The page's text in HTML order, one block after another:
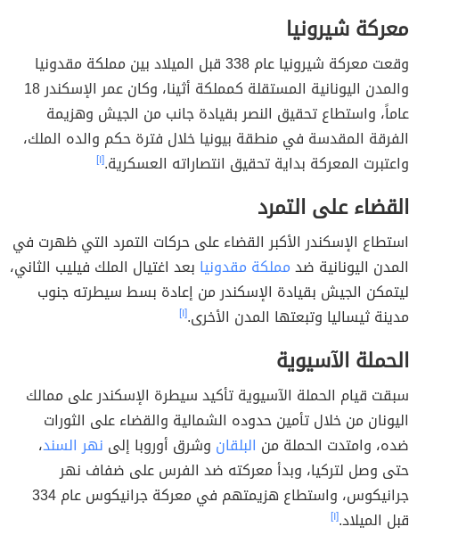
معركة شيرونيا
وقعت معركة شيرونيا عام 338 قبل الميلاد بين مملكة مقدونيا
والمدن اليونانية المستقلة كمملكة أثينا، وكان عمر الإسكندر 18
عاماً، واستطاع تحقيق النصر بقيادة جانب من الجيش وهزيمة
الفرقة المقدسة في منطقة بيونيا خلال فترة حكم والده الملك،
واعتبرت المعركة بداية تحقيق انتصاراته العسكرية.[١]
القضاء على التمرد
استطاع الإسكندر الأكبر القضاء على حركات التمرد التي ظهرت في
المدن اليونانية ضدمملكة مقدونيا بعد اغتيال الملك فيليب الثاني،
ليتمكن الجيش بقيادة الإسكندر من إعادة بسط سيطرته جنوب
مدينة ثيساليا وتبعتها المدن الأخرى.[١]
الحملة الآسيوية
سبقت قيام الحملة الآسيوية تأكيد سيطرة الإسكندر على ممالك
اليونان من خلال تأمين حدوده الشمالية والقضاء على الثورات
ضده، وامتدت الحملة من البلقان وشرق أوروبا إلى نهر السند،
حتى وصل لتركيا، وبدأ معركته ضد الفرس على ضفاف نهر
جرانيكوس، واستطاع هزيمتهم في معركة جرانيكوس عام 334
قبل الميلاد.[١]